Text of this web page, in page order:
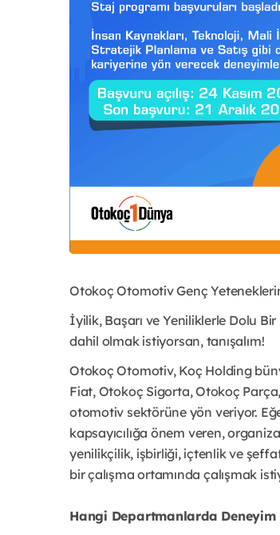
Otokoç Otomotiv Genç
İyilik, Başarı ve Yeniliklerle Dolu
dahil olmak istiyorsan, tanışalım!
Otokoç Otomotiv, Koç Holding
Fiat, Otokoç Sigorta, Otokoç
otomotiv sektörüne yön veriyor.
kapsayıcılığa önem veren,
yenilikçilik, işbirliği, içtenlik ve
bir çalışma ortamında çalışmak
Hangi Departmanlarda